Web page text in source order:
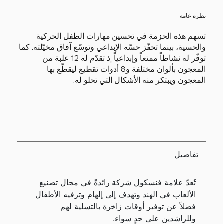
نظرة عامة
تسهم هذه الحزمة في تحسين مهارات الطفل الحركية
والحسية، بينما تحفّز حسّه الإبداعي وتوسّع آفاق مخيّلته. كما
توفّر له نشاطاً ممتعاً وإبداعياً إذ تقدّم له 12 علبة من
المعجون بألوان مختلفة و8 أدوات تقطيع ليقطّع بها
المعجون ويبتكر منه الأشكال التي تحلو له.
تفاصيل
تُعدّ علامة فنسكول شركة رائدةً في مجال تصنيع
الألعاب في الهند وتهدف إلى إلهام وترفيه الأطفال
فضلاً عن توفير أوقات زاخرة بالتسلية لهم
وللراشدين على حدٍ سواء.